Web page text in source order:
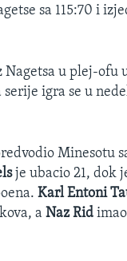
sa 115:70 i
Nagetsa u plej-ofu
igra se u
Minesotu
je ubacio 21, dok
Karl Entoni
a Naz Rid